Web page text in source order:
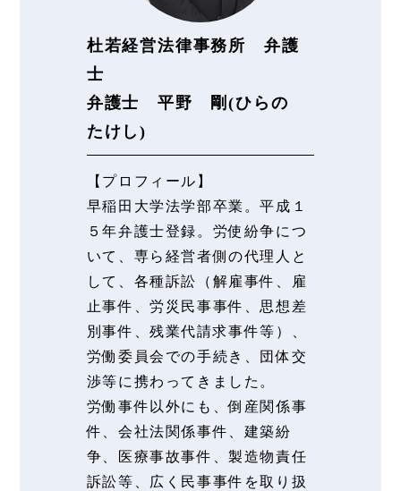
杜若経営法律事務所 弁護
士
弁護士 平野 剛(ひらの
たけし)
【プロフィール】
早稲田大学法学部卒業。平成１
５年弁護士登録。労使紛争につ
いて、専ら経営者側の代理人と
して、各種訴訟（解雇事件、雇
止事件、労災民事事件、思想差
別事件、残業代請求事件等）、
労働委員会での手続き、団体交
渉等に携わってきました。
労働事件以外にも、倒産関係事
件、会社法関係事件、建築紛
争、医療事故事件、製造物責任
訴訟等、広く民事事件を取り扱